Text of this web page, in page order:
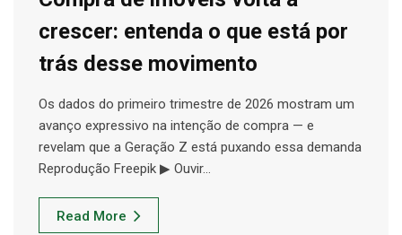
crescer: entenda o que está por
trás desse movimento
Os dados do primeiro trimestre de 2026 mostram um
avanço expressivo na intenção de compra — e
revelam que a Geração Z está puxando essa demanda
Reprodução Freepik ▶ Ouvir…
Read More